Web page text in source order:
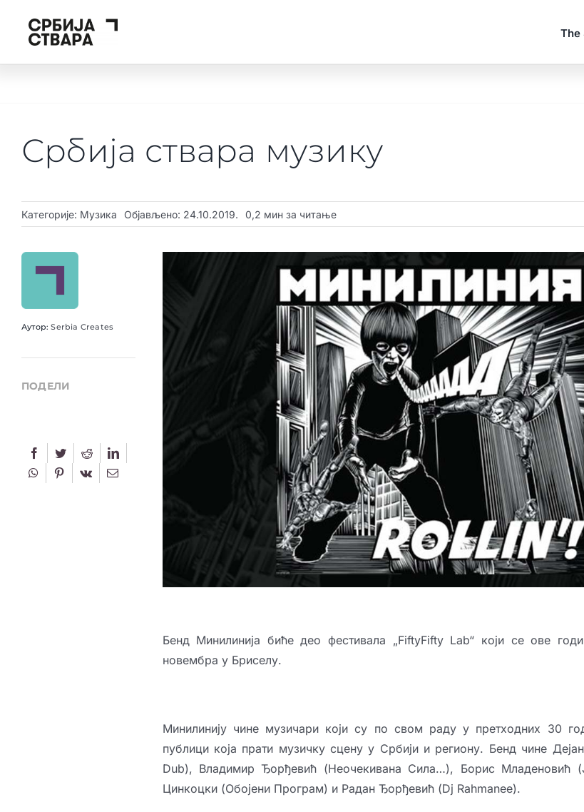
content
The
Србија ствара музику
Категорије: Музика Објављено: 24.10.2019. 0,2 мин за читање
Аутор:Serbia Creates
ПОДЕЛИ
Бенд Минилинија биће део фестивала „FiftyFifty Lab“ који се ове
новембра у Бриселу.
Минилинију чине музичари који су по свом раду у претходних 30
публици која прати музичку сцену у Србији и региону. Бенд чине
Dub), Владимир Ђорђевић (Неочекивана Сила…), Борис Младеновић
Цинкоцки (Обојени Програм) и Радан Ђорђевић (Dj Rahmanee).